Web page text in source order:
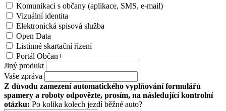
Komunikaci s občany (aplikace, SMS, e-mail)
Vizuální identita
Elektronická spisová služba
Open Data
Listinné skartační řízení
Portál Občan+
Jiný produkt
Vaše zpráva
Z důvodu zamezení automatického vyplňování formulářů
spamery a roboty odpovězte, prosím, na následující kontrolní
otázku: Po kolika kolech jezdí běžné auto?